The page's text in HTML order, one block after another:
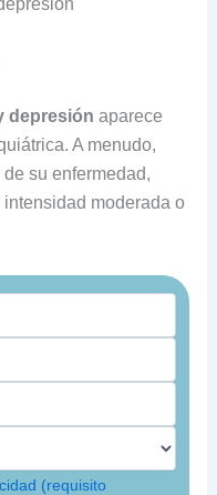
depresión aparece
A menudo,
su enfermedad,
moderada o
(requisito